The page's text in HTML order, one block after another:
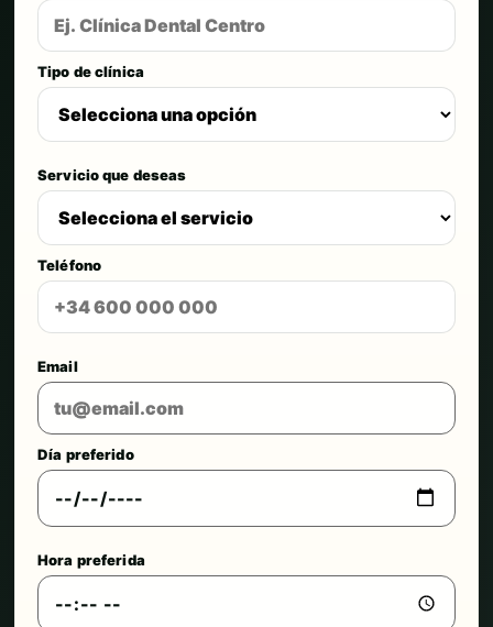
Tipo de clínica
Servicio que deseas
Teléfono
Email
Día preferido
Hora preferida